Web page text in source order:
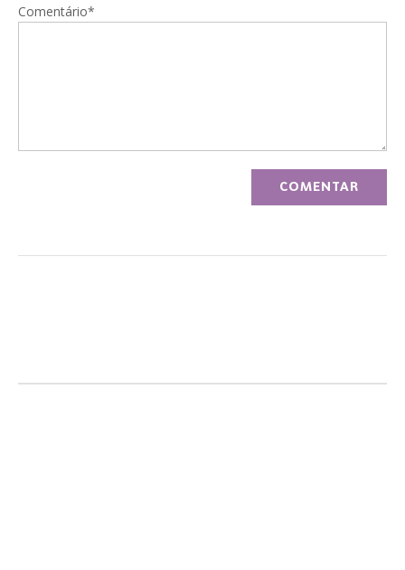
Comentário*